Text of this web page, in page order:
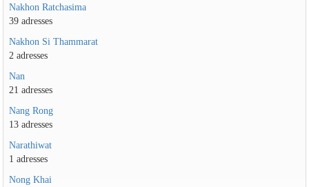
Nakhon Ratchasima
39 adresses
Nakhon Si Thammarat
2 adresses
Nan
21 adresses
Nang Rong
13 adresses
Narathiwat
1 adresses
Nong Khai